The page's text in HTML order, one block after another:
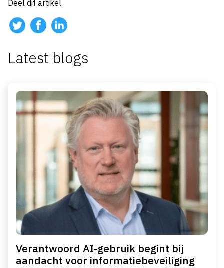
Deel dit artikel
Latest blogs
Verantwoord AI-gebruik begint bij
aandacht voor informatiebeveiliging